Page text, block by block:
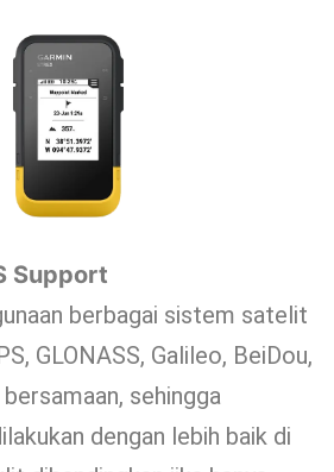
Support
berbagai sistem satelit
GLONASS, Galileo, BeiDou,
sehingga
dengan lebih baik di